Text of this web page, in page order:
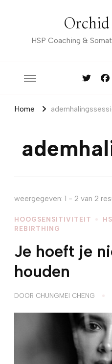
HSP Coaching &
Home
weergegeven: 1 - 2 van 2
HOOGSENSITIVITEIT
REBIRTHING
Je hoeft je
houden
DOOR CHUNGMEI CHENG